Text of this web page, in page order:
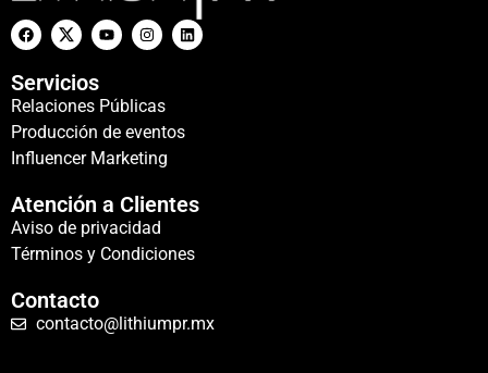
Servicios
Relaciones Públicas
Producción de eventos
Influencer Marketing
Atención a Clientes
Aviso de privacidad
Términos y Condiciones
Contacto
contacto@lithiumpr.mx